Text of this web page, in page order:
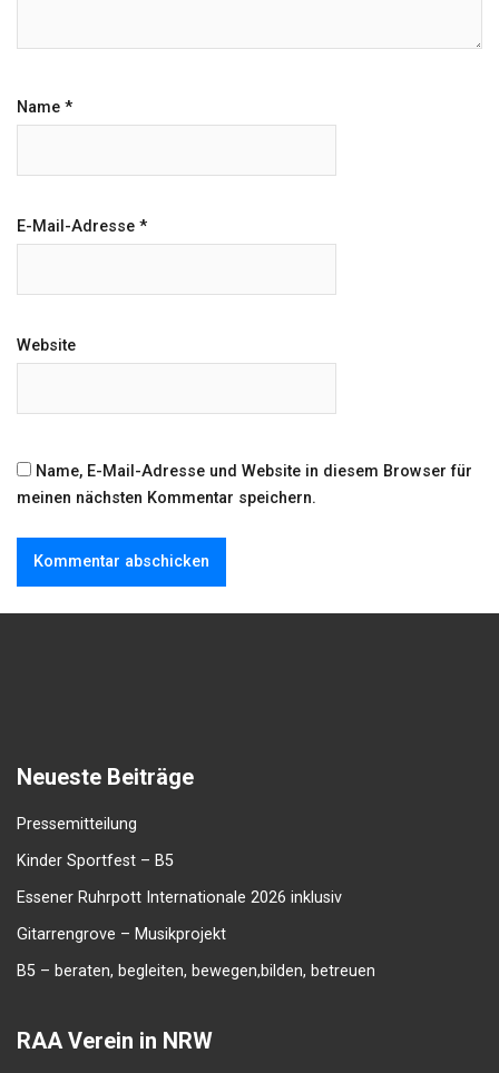
Name *
E-Mail-Adresse *
Website
Name, E-Mail-Adresse und Website in diesem Browser für
meinen nächsten Kommentar speichern.
Neueste Beiträge
Pressemitteilung
Kinder Sportfest – B5
Essener Ruhrpott Internationale 2026 inklusiv
Gitarrengrove – Musikprojekt
B5 – beraten, begleiten, bewegen,bilden, betreuen
RAA Verein in NRW